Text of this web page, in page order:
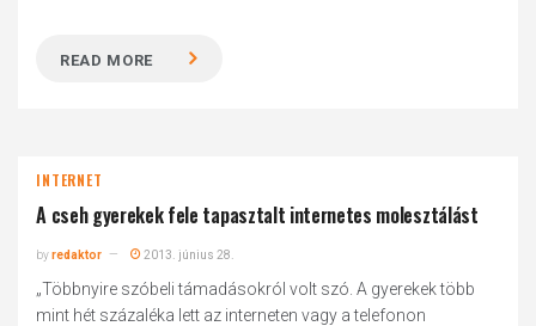
READ MORE
INTERNET
A cseh gyerekek fele tapasztalt internetes molesztálást
byredaktor 2013. június 28.
„Többnyire szóbeli támadásokról volt szó. A gyerekek több
mint hét százaléka lett az interneten vagy a telefonon